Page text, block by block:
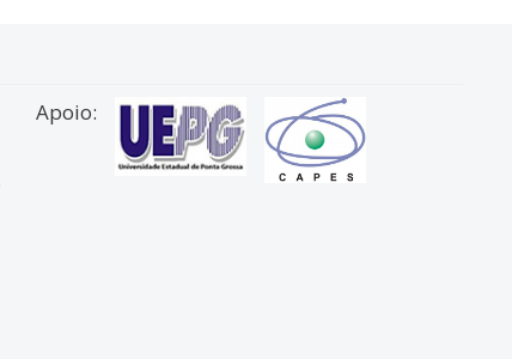
Apoio: